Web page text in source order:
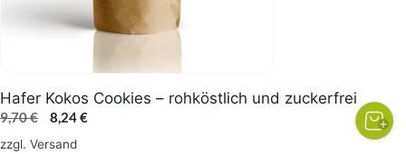
Hafer Kokos Cookies – rohköstlich und zuckerfrei
9,70€
Ursprünglicher
Preis
8,24€Aktueller
zzgl. Versand